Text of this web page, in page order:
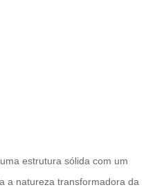
estrutura sólida com um
a natureza transformadora da